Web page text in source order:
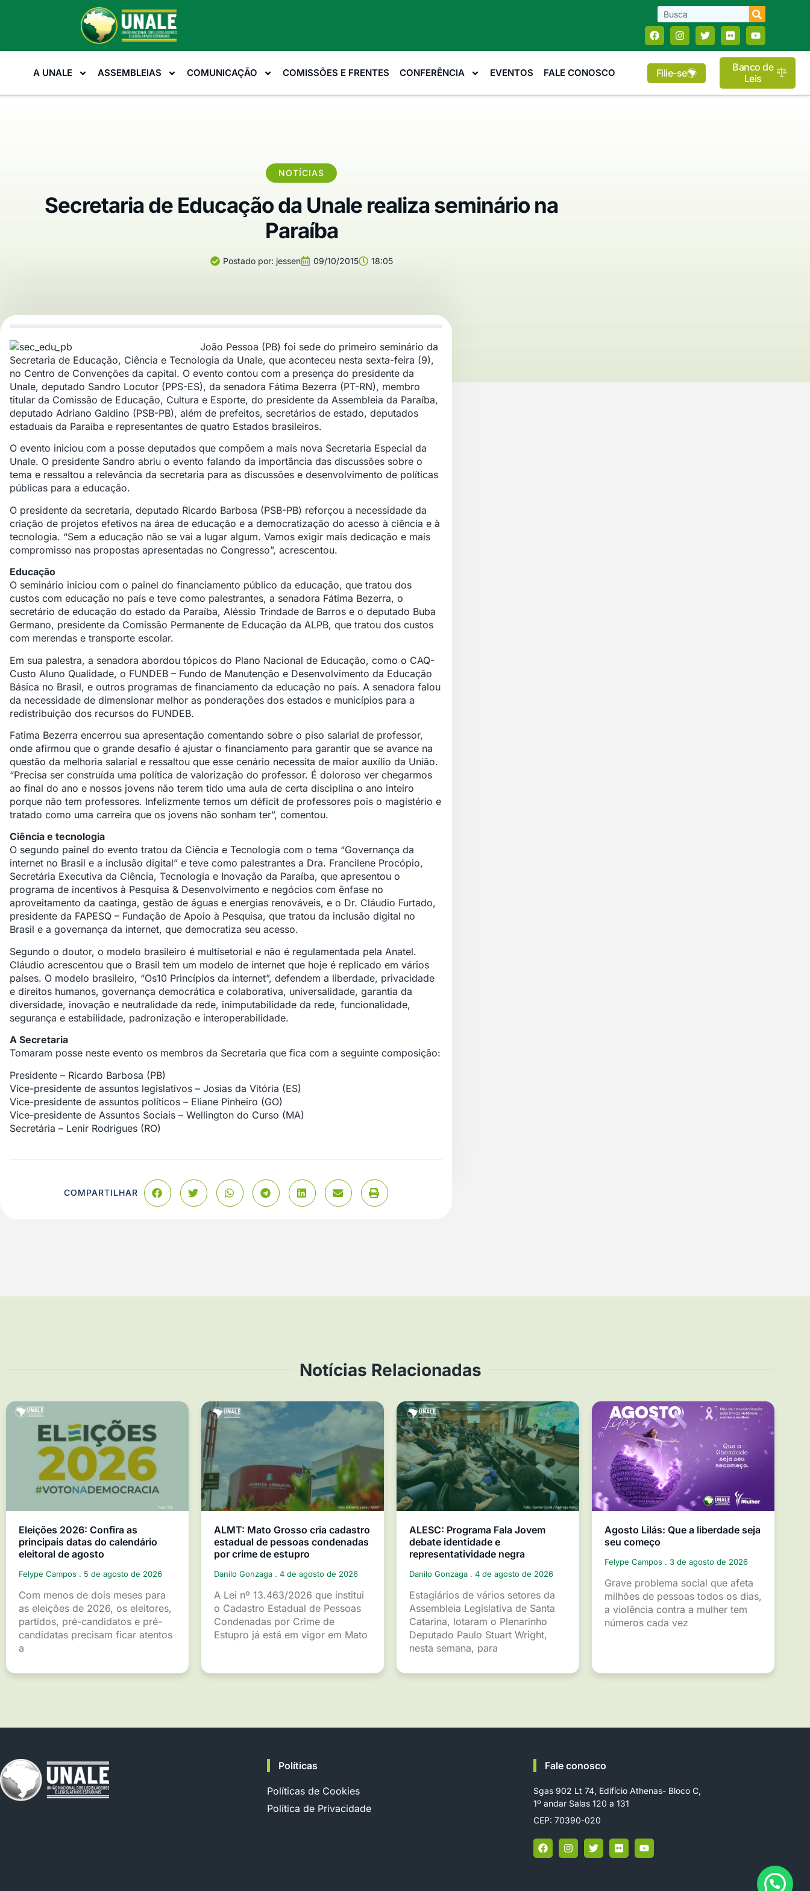
A UNALE ASSEMBLEIAS COMUNICAÇÃO COMISSÕES E FRENTES CONFERÊNCIA EVENTOS FALE CONOSCO Filie-se
Banco de
Leis
NOTÍCIAS
Secretaria de Educação da Unale realiza seminário na
Paraíba
Postado por: jessen 09/10/2015 18:05
João Pessoa (PB) foi sede do primeiro seminário da
Secretaria de Educação, Ciência e Tecnologia da Unale, que aconteceu nesta sexta-feira (9),
no Centro de Convenções da capital. O evento contou com a presença do presidente da
Unale, deputado Sandro Locutor (PPS-ES), da senadora Fátima Bezerra (PT-RN), membro
titular da Comissão de Educação, Cultura e Esporte, do presidente da Assembleia da Paraíba,
deputado Adriano Galdino (PSB-PB), além de prefeitos, secretários de estado, deputados
estaduais da Paraíba e representantes de quatro Estados brasileiros.
O evento iniciou com a posse deputados que compõem a mais nova Secretaria Especial da
Unale. O presidente Sandro abriu o evento falando da importância das discussões sobre o
tema e ressaltou a relevância da secretaria para as discussões e desenvolvimento de políticas
públicas para a educação.
O presidente da secretaria, deputado Ricardo Barbosa (PSB-PB) reforçou a necessidade da
criação de projetos efetivos na área de educação e a democratização do acesso à ciência e à
tecnologia. “Sem a educação não se vai a lugar algum. Vamos exigir mais dedicação e mais
compromisso nas propostas apresentadas no Congresso”, acrescentou.
Educação
O seminário iniciou com o painel do financiamento público da educação, que tratou dos
custos com educação no país e teve como palestrantes, a senadora Fátima Bezerra, o
secretário de educação do estado da Paraíba, Aléssio Trindade de Barros e o deputado Buba
Germano, presidente da Comissão Permanente de Educação da ALPB, que tratou dos custos
com merendas e transporte escolar.
Em sua palestra, a senadora abordou tópicos do Plano Nacional de Educação, como o CAQ-
Custo Aluno Qualidade, o FUNDEB – Fundo de Manutenção e Desenvolvimento da Educação
Básica no Brasil, e outros programas de financiamento da educação no país. A senadora falou
da necessidade de dimensionar melhor as ponderações dos estados e municípios para a
redistribuição dos recursos do FUNDEB.
Fatima Bezerra encerrou sua apresentação comentando sobre o piso salarial de professor,
onde afirmou que o grande desafio é ajustar o financiamento para garantir que se avance na
questão da melhoria salarial e ressaltou que esse cenário necessita de maior auxílio da União.
“Precisa ser construída uma política de valorização do professor. É doloroso ver chegarmos
ao final do ano e nossos jovens não terem tido uma aula de certa disciplina o ano inteiro
porque não tem professores. Infelizmente temos um déficit de professores pois o magistério e
tratado como uma carreira que os jovens não sonham ter”, comentou.
Ciência e tecnologia
O segundo painel do evento tratou da Ciência e Tecnologia com o tema “Governança da
internet no Brasil e a inclusão digital” e teve como palestrantes a Dra. Francilene Procópio,
Secretária Executiva da Ciência, Tecnologia e Inovação da Paraíba, que apresentou o
programa de incentivos à Pesquisa & Desenvolvimento e negócios com ênfase no
aproveitamento da caatinga, gestão de águas e energias renováveis, e o Dr. Cláudio Furtado,
presidente da FAPESQ – Fundação de Apoio à Pesquisa, que tratou da inclusão digital no
Brasil e a governança da internet, que democratiza seu acesso.
Segundo o doutor, o modelo brasileiro é multisetorial e não é regulamentada pela Anatel.
Cláudio acrescentou que o Brasil tem um modelo de internet que hoje é replicado em vários
países. O modelo brasileiro, “Os10 Princípios da internet”, defendem a liberdade, privacidade
e direitos humanos, governança democrática e colaborativa, universalidade, garantia da
diversidade, inovação e neutralidade da rede, inimputabilidade da rede, funcionalidade,
segurança e estabilidade, padronização e interoperabilidade.
A Secretaria
Tomaram posse neste evento os membros da Secretaria que fica com a seguinte composição:
Presidente – Ricardo Barbosa (PB)
Vice-presidente de assuntos legislativos – Josias da Vitória (ES)
Vice-presidente de assuntos políticos – Eliane Pinheiro (GO)
Vice-presidente de Assuntos Sociais – Wellington do Curso (MA)
Secretária – Lenir Rodrigues (RO)
COMPARTILHAR
Notícias Relacionadas
Eleições 2026: Confira as
principais datas do calendário
eleitoral de agosto
Felype Campos 5 de agosto de 2026
Com menos de dois meses para
as eleições de 2026, os eleitores,
partidos, pré-candidatos e pré-
candidatas precisam ficar atentos
a
ALMT: Mato Grosso cria cadastro
estadual de pessoas condenadas
por crime de estupro
Danilo Gonzaga 4 de agosto de 2026
A Lei nº 13.463/2026 que institui
o Cadastro Estadual de Pessoas
Condenadas por Crime de
Estupro já está em vigor em Mato
ALESC: Programa Fala Jovem
debate identidade e
representatividade negra
Danilo Gonzaga 4 de agosto de 2026
Estagiários de vários setores da
Assembleia Legislativa de Santa
Catarina, lotaram o Plenarinho
Deputado Paulo Stuart Wright,
nesta semana, para
Agosto Lilás: Que a liberdade seja
seu começo
Felype Campos 3 de agosto de 2026
Grave problema social que afeta
milhões de pessoas todos os dias,
a violência contra a mulher tem
números cada vez
Políticas
Políticas de Cookies
Política de Privacidade
Fale conosco
Sgas 902 Lt 74, Edifício Athenas- Bloco C,
1º andar Salas 120 a 131
CEP: 70390-020